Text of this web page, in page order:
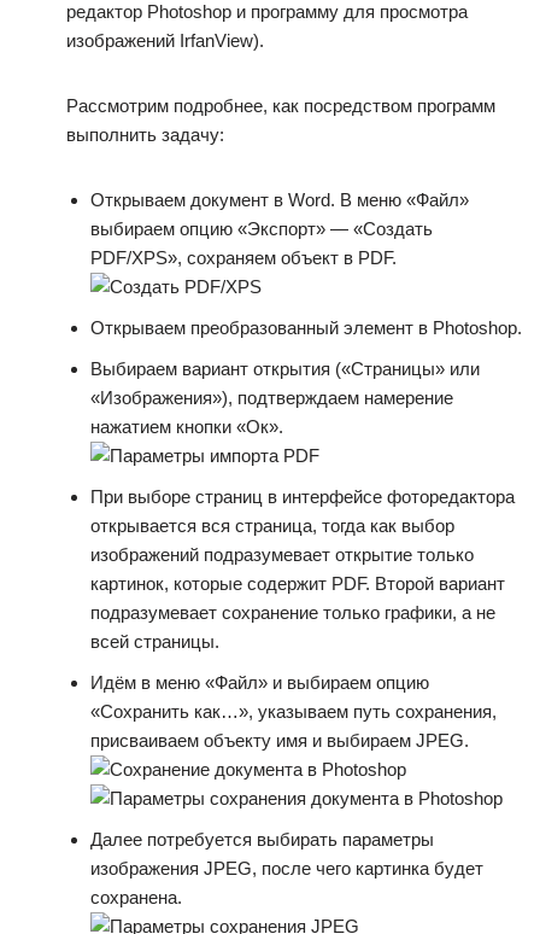
редактор Photoshop и программу для просмотра
изображений IrfanView).
Рассмотрим подробнее, как посредством программ
выполнить задачу:
Открываем документ в Word. В меню «Файл»
выбираем опцию «Экспорт» — «Создать
PDF/XPS», сохраняем объект в PDF.
Открываем преобразованный элемент в Photoshop.
Выбираем вариант открытия («Страницы» или
«Изображения»), подтверждаем намерение
нажатием кнопки «Ок».
При выборе страниц в интерфейсе фоторедактора
открывается вся страница, тогда как выбор
изображений подразумевает открытие только
картинок, которые содержит PDF. Второй вариант
подразумевает сохранение только графики, а не
всей страницы.
Идём в меню «Файл» и выбираем опцию
«Сохранить как…», указываем путь сохранения,
присваиваем объекту имя и выбираем JPEG.
Далее потребуется выбирать параметры
изображения JPEG, после чего картинка будет
сохранена.